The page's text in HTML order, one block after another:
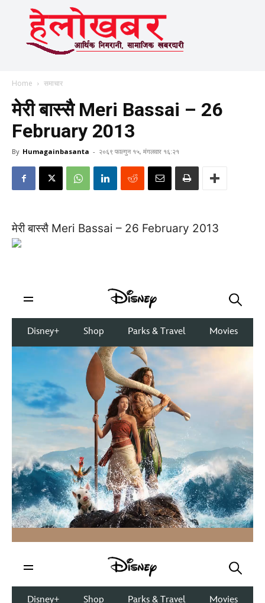
Home समाचार
मेरी बास्सै Meri Bassai – 26
February 2013
By Humagainbasanta - २०६९ फाल्गुन १५, मंगलवार १६:२१
मेरी बास्सै Meri Bassai – 26 February 2013